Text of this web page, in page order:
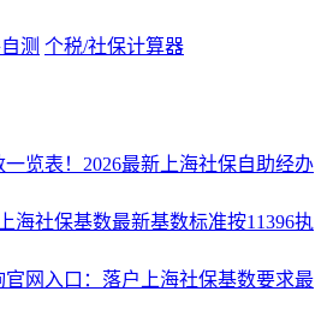
测 个税/社保计算器
一览表！2026最新上海社保自助经办
海社保基数最新基数标准按11396执
官网入口：落户上海社保基数要求最